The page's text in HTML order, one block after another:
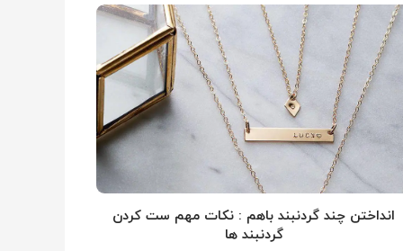
انداختن چند گردنبند باهم : نکات مهم ست کردن
گردنبند ها